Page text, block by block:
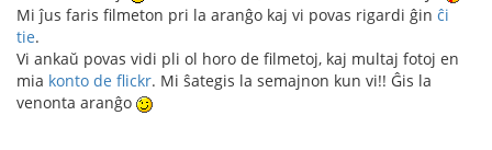
Mi ĵus faris filmeton pri la aranĝo kaj vi povas rigardi ĝin ĉi
tie.
Vi ankaŭ povas vidi pli ol horo de filmetoj, kaj multaj fotoj en
mia konto de flickr. Mi ŝategis la semajnon kun vi!! Ĝis la
venonta aranĝo